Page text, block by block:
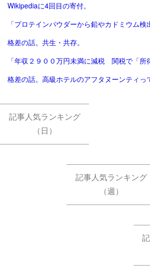
Wikipediaに4回目の寄付。
格差の話。共生・共存。
格差の話。高級ホテルのアフタヌーンティっ
記事人気ランキング
（日）
記事人気ランキング
（週）